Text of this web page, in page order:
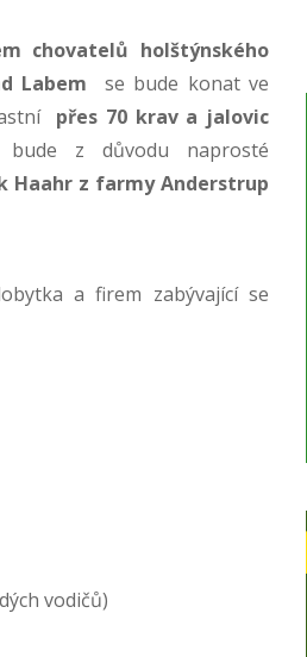
chovatelů holštýnského
Labem se bude konat ve
přes 70 krav a jalovic
bude z důvodu naprosté
Haahr z farmy Anderstrup
a firem zabývající se
vodičů)